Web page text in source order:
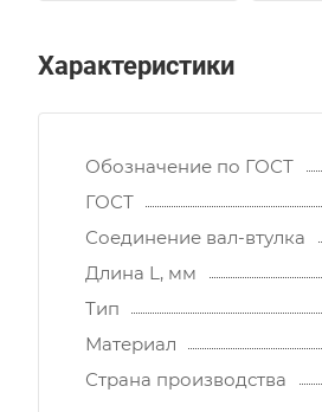
Характеристики
Обозначение по ГОСТ
ГОСТ
Соединение вал-втулка
Длина L, мм
Тип
Материал
Страна производства